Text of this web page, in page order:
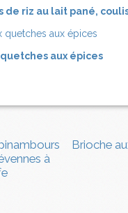
de riz au lait pané,
aux épices
à
Brioche